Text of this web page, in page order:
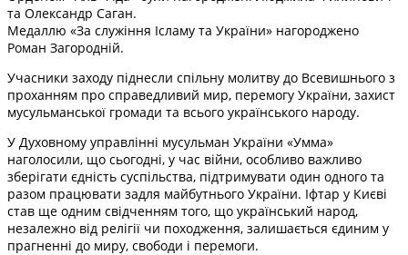
та Олександр Саган.
Медаллю «За служіння Ісламу та України» нагороджено
Роман Загородній.
Учасники заходу піднесли спільну молитву до Всевишнього з
проханням про справедливий мир, перемогу України, захист
мусульманської громади та всього українського народу.
У Духовному управлінні мусульман України «Умма»
наголосили, що сьогодні, у час війни, особливо важливо
зберігати єдність суспільства, підтримувати один одного та
разом працювати задля майбутнього України. Іфтар у Києві
став ще одним свідченням того, що український народ,
незалежно від релігії чи походження, залишається єдиним у
прагненні до миру, свободи і перемоги.